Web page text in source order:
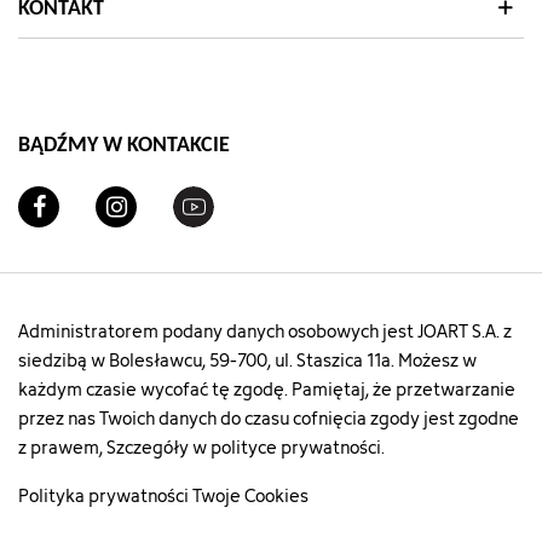
"https://szachownica.com.pl/koszyk?
60799-
legginsy-
dziewczece-
104jdt23pull-
25g#/65-
122/72-
bordowy"
["type"]=>
string(5)
"color"
["html_color_code"]=>
string(7)
}
KONTAKT
BĄDŹMY W KONTAKCIE
Administratorem podany danych osobowych jest JOART S.A. z
siedzibą w Bolesławcu, 59-700, ul. Staszica 11a. Możesz w
każdym czasie wycofać tę zgodę. Pamiętaj, że przetwarzanie
przez nas Twoich danych do czasu cofnięcia zgody jest zgodne
z prawem, Szczegóły w polityce prywatności.
Polityka prywatnościTwoje Cookies